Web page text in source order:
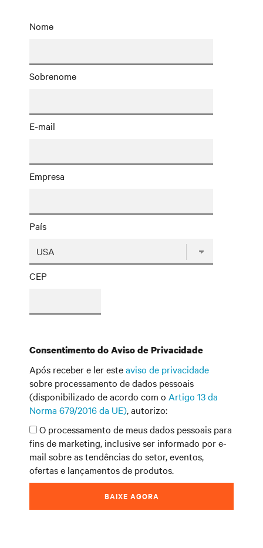
Nome
Sobrenome
E-mail
Empresa
País
CEP
Consentimento do Aviso de Privacidade
Após receber e ler esteaviso de privacidade
sobre processamento de dados pessoais
(disponibilizado de acordo com o Artigo 13 da
Norma 679/2016 da UE), autorizo:
O processamento de meus dados pessoais para
fins de marketing, inclusive ser informado por e-
mail sobre as tendências do setor, eventos,
ofertas e lançamentos de produtos.
BAIXE AGORA